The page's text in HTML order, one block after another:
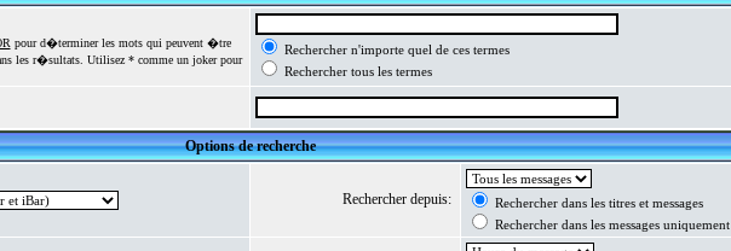
pour d�terminer les mots qui peuvent �tre
les r�sultats. Utilisez * comme un joker pour
Rechercher n'importe quel de ces termes
Rechercher tous les termes
Options de recherche
Rechercher depuis:
Rechercher dans les titres et messages
Rechercher dans les messages uniquement